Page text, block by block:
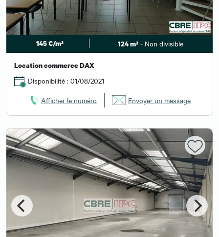
145 €/m² 124 m²- Non divisible
Location commerce DAX
Disponibilité : 01/08/2021
Afficher le numéro Envoyer un message